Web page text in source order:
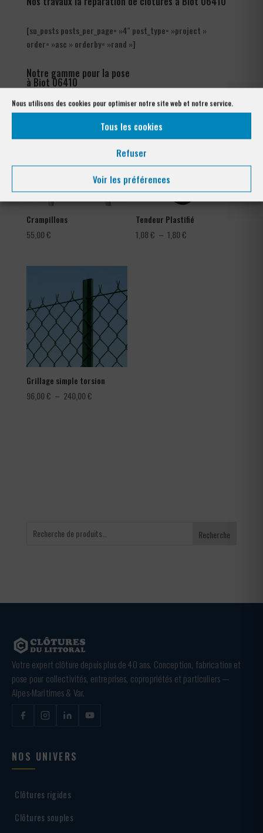
Nous utilisons des cookies pour optimiser notre site web et notre service.
Tous les cookies
Refuser
Voir les préférences
[su_posts posts_per_page= »4″ post_type= »project »
order= »asc » orderby= »rand »]
Notre gamme pour la pose
à Biot 06410
Crampillons
55,00€
Tendeur Plastifié
1,08€ – 1,80€
Grillage simple torsion
96,00€ – 240,00€Plage
Recherche
Votre expert clôture depuis plus de 40 ans. Conception, fabrication et
pose pour collectivités, entreprises, copropriétés et particuliers —
Alpes-Maritimes & Var.
NOS UNIVERS
Clôtures rigides
Clôtures souples